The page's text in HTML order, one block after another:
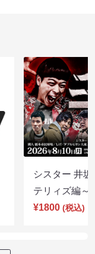
シスター 井
テリィズ編
¥1800 (税込)